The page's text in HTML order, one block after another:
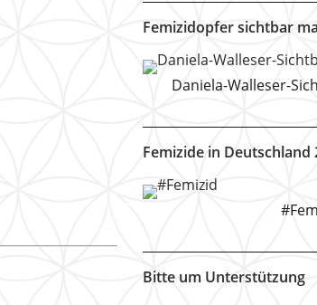
Femizidopfer sichtbar
Daniela-Walleser-
Femizide in Deutschland
Bitte um Unterstützung